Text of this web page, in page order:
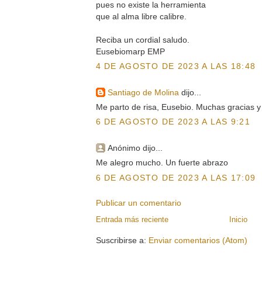
pues no existe la herramienta
que al alma libre calibre.
Reciba un cordial saludo.
Eusebiomarp EMP
4 DE AGOSTO DE 2023 A LAS 18:48
Santiago de Molina dijo...
Me parto de risa, Eusebio. Muchas gracias
6 DE AGOSTO DE 2023 A LAS 9:21
Anónimo dijo...
Me alegro mucho. Un fuerte abrazo
6 DE AGOSTO DE 2023 A LAS 17:09
Publicar un comentario
Entrada más reciente Inicio
Suscribirse a: Enviar comentarios (Atom)